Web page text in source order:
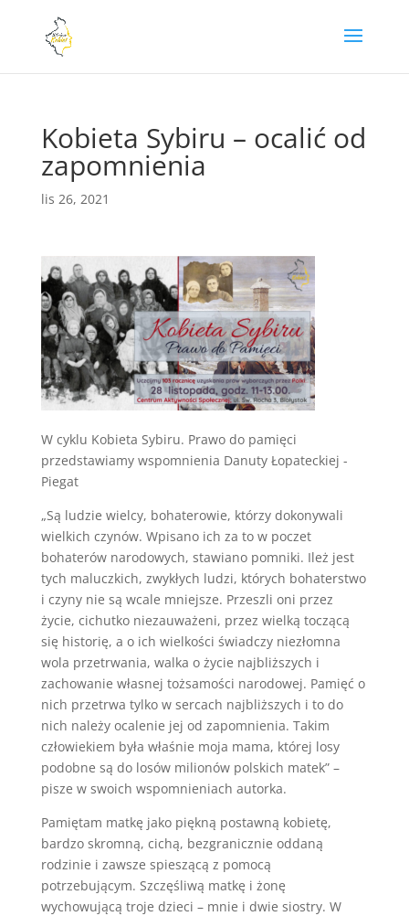
Kobieta Sybiru – ocalić od
zapomnienia
lis 26, 2021
W cyklu Kobieta Sybiru. Prawo do pamięci
przedstawiamy wspomnienia Danuty Łopateckiej -
Piegat
„Są ludzie wielcy, bohaterowie, którzy dokonywali
wielkich czynów. Wpisano ich za to w poczet
bohaterów narodowych, stawiano pomniki. Ileż jest
tych maluczkich, zwykłych ludzi, których bohaterstwo
i czyny nie są wcale mniejsze. Przeszli oni przez
życie, cichutko niezauważeni, przez wielką toczącą
się historię, a o ich wielkości świadczy niezłomna
wola przetrwania, walka o życie najbliższych i
zachowanie własnej tożsamości narodowej. Pamięć o
nich przetrwa tylko w sercach najbliższych i to do
nich należy ocalenie jej od zapomnienia. Takim
człowiekiem była właśnie moja mama, której losy
podobne są do losów milionów polskich matek” –
pisze w swoich wspomnieniach autorka.
Pamiętam matkę jako piękną postawną kobietę,
bardzo skromną, cichą, bezgranicznie oddaną
rodzinie i zawsze spieszącą z pomocą
potrzebującym. Szczęśliwą matkę i żonę
wychowującą troje dzieci – mnie i dwie siostry. W